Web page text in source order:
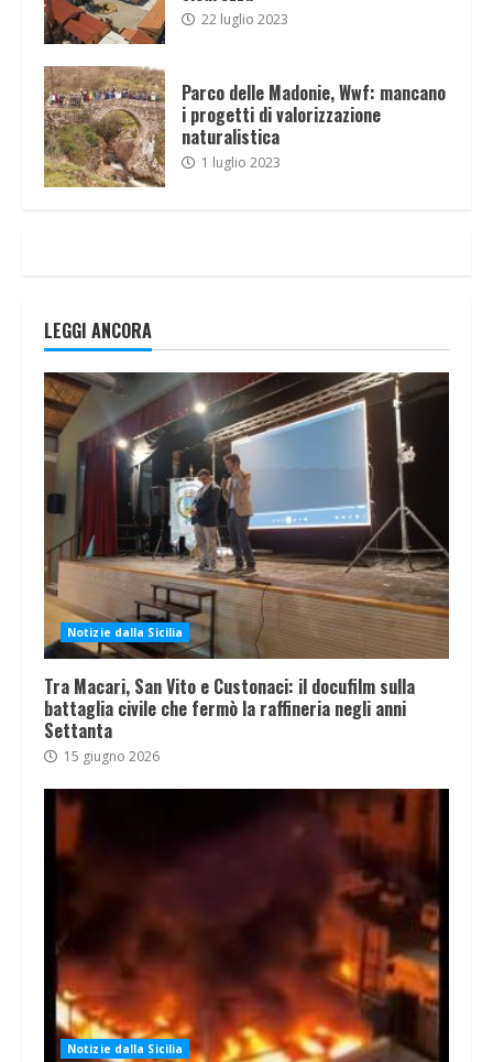
22 luglio 2023
Parco delle Madonie, Wwf: mancano
i progetti di valorizzazione
naturalistica
1 luglio 2023
LEGGI ANCORA
Notizie dalla Sicilia
Tra Macari, San Vito e Custonaci: il docufilm sulla
battaglia civile che fermò la raffineria negli anni
Settanta
15 giugno 2026
Notizie dalla Sicilia